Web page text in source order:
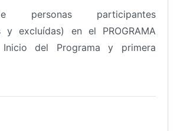
personas participantes
y excluídas) en el PROGRAMA
del Programa y primera